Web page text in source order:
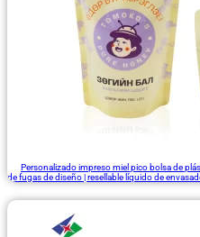
Personalizado impreso miel pico bolsa de
de fugas de diseño | resellable líquido de